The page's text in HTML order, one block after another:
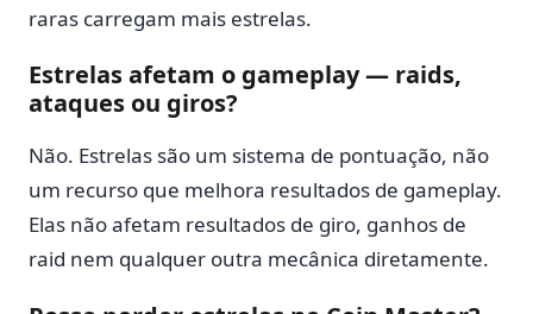
raras carregam mais estrelas.
Estrelas afetam o gameplay — raids,
ataques ou giros?
Não. Estrelas são um sistema de pontuação, não
um recurso que melhora resultados de gameplay.
Elas não afetam resultados de giro, ganhos de
raid nem qualquer outra mecânica diretamente.